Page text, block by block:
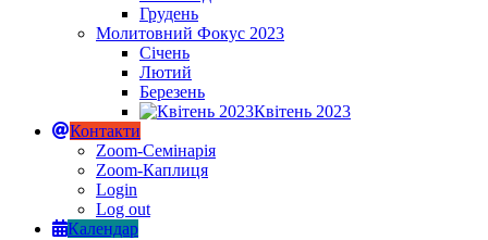
Грудень
Молитовний Фокус 2023
Січень
Лютий
Березень
Квітень 2023
Контакти
Zoom-Семінарія
Zoom-Каплиця
Login
Log out
Календар